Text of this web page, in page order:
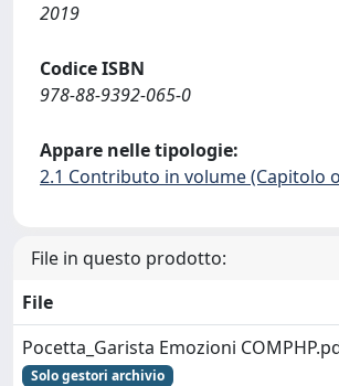
2019
Codice ISBN
978-88-9392-065-0
Appare nelle tipologie:
2.1 Contributo in volume (Capitolo
File in questo prodotto:
File
Pocetta_Garista Emozioni
Solo gestori archivio